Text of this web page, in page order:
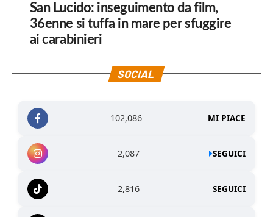
San Lucido: inseguimento da film,
36enne si tuffa in mare per sfuggire
ai carabinieri
SOCIAL
102,086 MI PIACE
2,087 SEGUICI
2,816 SEGUICI